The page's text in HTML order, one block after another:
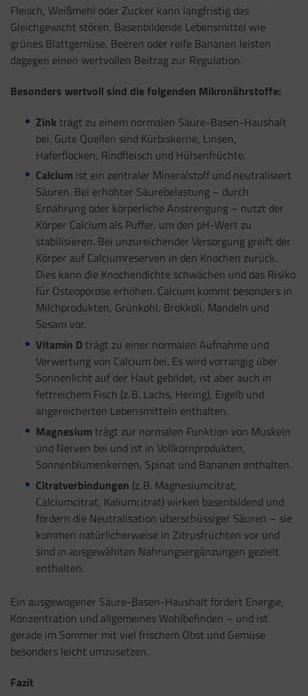
Fleisch, Weißmehl oder Zucker kann langfristig das
Gleichgewicht stören. Basenbildende Lebensmittel wie
grünes Blattgemüse, Beeren oder reife Bananen leisten
dagegen einen wertvollen Beitrag zur Regulation.
Besonders wertvoll sind die folgenden Mikronährstoffe:
Zinkträgt zu einem normalen Säure-Basen-Haushalt
bei. Gute Quellen sind Kürbiskerne, Linsen,
Haferflocken, Rindfleisch und Hülsenfrüchte.
Calciumist ein zentraler Mineralstoff und neutralisiert
Säuren. Bei erhöhter Säurebelastung – durch
Ernährung oder körperliche Anstrengung – nutzt der
Körper Calcium als Puffer, um den pH-Wert zu
stabilisieren. Bei unzureichender Versorgung greift der
Körper auf Calciumreserven in den Knochen zurück.
Dies kann die Knochendichte schwächen und das Risiko
für Osteoporose erhöhen. Calcium kommt besonders in
Milchprodukten, Grünkohl, Brokkoli, Mandeln und
Sesam vor.
Vitamin Dträgt zu einer normalen Aufnahme und
Verwertung von Calcium bei. Es wird vorrangig über
Sonnenlicht auf der Haut gebildet, ist aber auch in
fettreichem Fisch (z. B. Lachs, Hering), Eigelb und
angereicherten Lebensmitteln enthalten.
Magnesiumträgt zur normalen Funktion von Muskeln
und Nerven bei und ist in Vollkornprodukten,
Sonnenblumenkernen, Spinat und Bananen enthalten.
Citratverbindungen (z. B. Magnesiumcitrat,
Calciumcitrat, Kaliumcitrat) wirken basenbildend und
fördern die Neutralisation überschüssiger Säuren – sie
kommen natürlicherweise in Zitrusfrüchten vor und
sind in ausgewählten Nahrungsergänzungen gezielt
enthalten.
Ein ausgewogener Säure-Basen-Haushalt fördert Energie,
Konzentration und allgemeines Wohlbefinden – und ist
gerade im Sommer mit viel frischem Obst und Gemüse
besonders leicht umzusetzen.
Fazit